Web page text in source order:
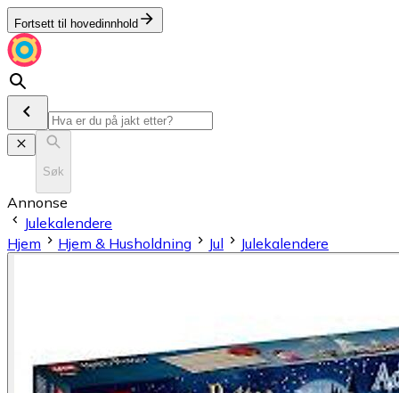
Fortsett til hovedinnhold
Søk
Annonse
Julekalendere
Hjem
Hjem & Husholdning Jul Julekalendere